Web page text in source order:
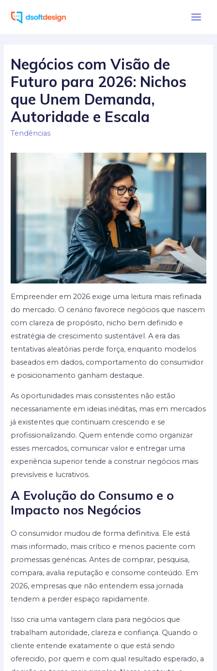
para
Negócios com Visão de
Futuro para 2026: Nichos
que Unem Demanda,
Autoridade e Escala
Tendências
Empreender em 2026 exige uma leitura mais refinada
do mercado. O cenário favorece negócios que nascem
com clareza de propósito, nicho bem definido e
estratégia de crescimento sustentável. A era das
tentativas aleatórias perde força, enquanto modelos
baseados em dados, comportamento do consumidor
e posicionamento ganham destaque.
As oportunidades mais consistentes não estão
necessariamente em ideias inéditas, mas em mercados
já existentes que continuam crescendo e se
profissionalizando. Quem entende como organizar
esses mercados, comunicar valor e entregar uma
experiência superior tende a construir negócios mais
previsíveis e lucrativos.
A Evolução do Consumo e o
Impacto nos Negócios
O consumidor mudou de forma definitiva. Ele está
mais informado, mais crítico e menos paciente com
promessas genéricas. Antes de comprar, pesquisa,
compara, avalia reputação e consome conteúdo. Em
2026, empresas que não entendem essa jornada
tendem a perder espaço rapidamente.
Isso cria uma vantagem clara para negócios que
trabalham autoridade, clareza e confiança. Quando o
cliente entende exatamente o que está sendo
oferecido, por quem e com qual resultado esperado, a